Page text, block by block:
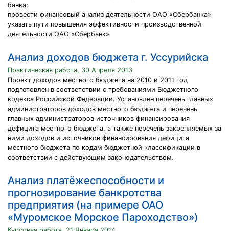
банка;
провести финансовый анализ деятельности ОАО «Сбербанка»
указать пути повышения эффективности производственной
деятельности ОАО «Сбербанк»
Анализ доходов бюджета г. Уссурийска
Практическая работа, 30 Апреля 2013
Проект доходов местного бюджета на 2010 и 2011 год
подготовлен в соответствии с требованиями Бюджетного
кодекса Российской Федерации. Установлен перечень главных
администраторов доходов местного бюджета и перечень
главных администраторов источников финансирования
дефицита местного бюджета, а также перечень закрепляемых за
ними доходов и источников финансирования дефицита
местного бюджета по кодам бюджетной классификации в
соответствии с действующим законодательством.
Анализ платёжеспособности и
прогнозирование банкротства
предприятия (на примере ОАО
«Муромское Морское Пароходство»)